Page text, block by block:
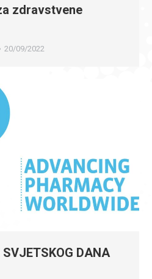
zdravstvene
20/09/2022
DANA